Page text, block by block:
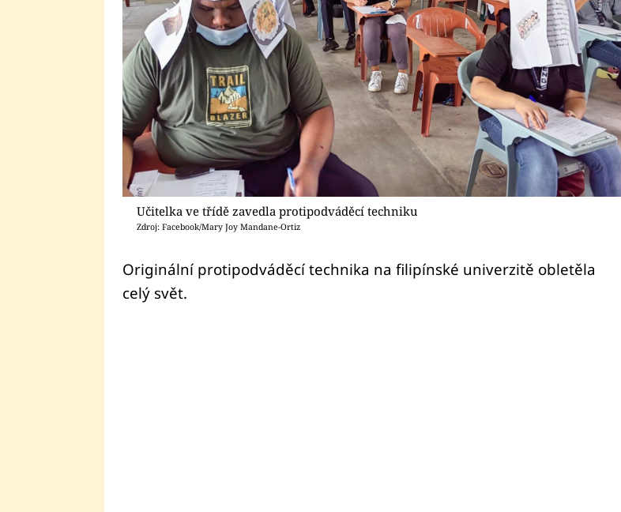
Učitelka ve třídě zavedla protipodváděcí techniku
Zdroj: Facebook/Mary Joy Mandane-Ortiz
Originální protipodváděcí technika na filipínské univerzitě obletěla
celý svět.